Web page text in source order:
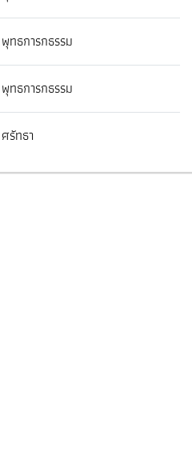
พุทธการกธรรม
พุทธการกธรรม
ศรัทธา